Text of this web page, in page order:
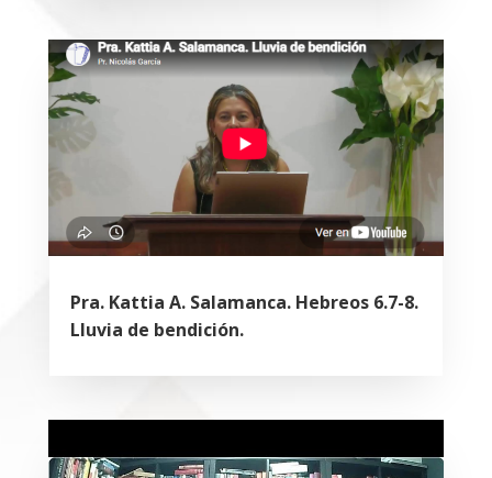
Pra. Kattia A. Salamanca. Hebreos 6.7-8.
Lluvia de bendición.